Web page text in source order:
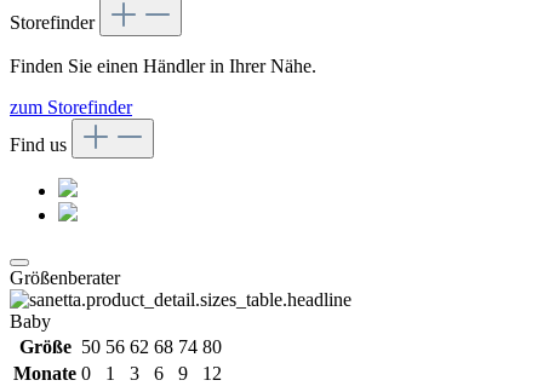
Storefinder
Finden Sie einen Händler in Ihrer Nähe.
zum Storefinder
Find us
Größenberater
Baby
Größe 50 56 62 68 74 80
Monate 0 1 3 6 9
12